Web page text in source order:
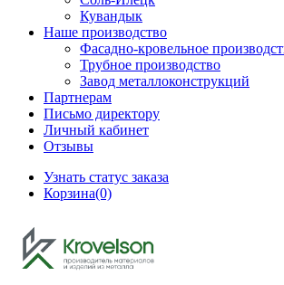
Кувандык
Наше производство
Фасадно-кровельное
Трубное производство
Завод металлоконструкций
Партнерам
Письмо директору
Личный кабинет
Отзывы
Узнать статус заказа
Корзина(0)